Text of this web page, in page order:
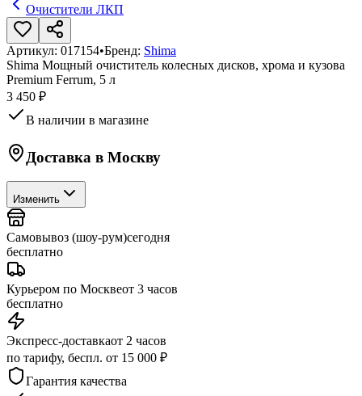
Очистители ЛКП
Артикул: 017154•Бренд: Shima
Shima Мощный очиститель колесных дисков, хрома и кузова
Premium Ferrum, 5 л
3 450 ₽
В наличии в магазине
Доставка в Москву
Изменить
Самовывоз (шоу-рум)сегодня
бесплатно
Курьером по Москвеот 3 часов
бесплатно
Экспресс-доставкаот 2 часов
по тарифу, беспл. от 15 000 ₽
Гарантия качества